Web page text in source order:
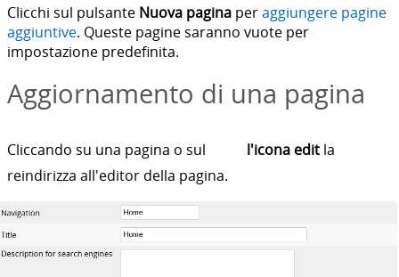
Clicchi sul pulsante Nuova pagina peraggiungere pagine
aggiuntive. Queste pagine saranno vuote per
impostazione predefinita.
Aggiornamento di una pagina
Cliccando su una pagina o sul l'icona edit la
reindirizza all'editor della pagina.